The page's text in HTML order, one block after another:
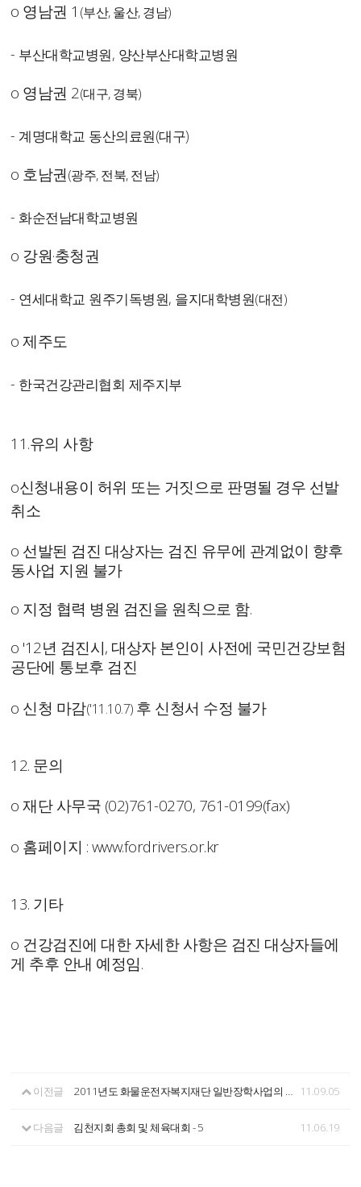
o 영남권 1 (부산, 울산, 경남)
- 부산대학교병원, 양산부산대학교병원
o 영남권 2(대구, 경북)
- 계명대학교 동산의료원(대구)
o 호남권(광주, 전북, 전남)
- 화순전남대학교병원
o 강원·충청권
- 연세대학교 원주기독병원, 을지대학병원(대전)
o 제주도
- 한국건강관리협회 제주지부
11.유의 사항
o신청내용이 허위 또는 거짓으로 판명될 경우 선발
취소
o 선발된 검진 대상자는 검진 유무에 관계없이 향후
동사업 지원 불가
o 지정 협력 병원 검진을 원칙으로 함.
o '12년 검진시, 대상자 본인이 사전에 국민건강보험
공단에 통보후 검진
o 신청 마감('11.10.7) 후 신청서 수정 불가
12. 문의
o 재단 사무국 (02)761-0270, 761-0199(fax)
o 홈페이지 : www.fordrivers.or.kr
13. 기타
o 건강검진에 대한 자세한 사항은 검진 대상자들에
게 추후 안내 예정임.
이전글 2011년도 화물운전자복지재단 일반장학사업의 장학생 선발을 다음과 같이 공고합니다. 11.09.05
다음글 김천지회 총회 및 체육대회 - 5 11.06.19